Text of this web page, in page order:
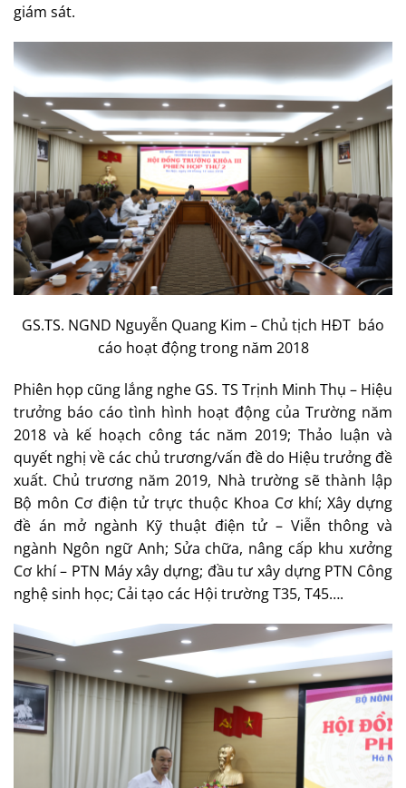
giám sát.
GS.TS. NGND Nguyễn Quang Kim – Chủ tịch HĐT báo
cáo hoạt động trong năm 2018
Phiên họp cũng lắng nghe GS. TS Trịnh Minh Thụ – Hiệu
trưởng báo cáo tình hình hoạt động của Trường năm
2018 và kế hoạch công tác năm 2019; Thảo luận và
quyết nghị về các chủ trương/vấn đề do Hiệu trưởng đề
xuất. Chủ trương năm 2019, Nhà trường sẽ thành lập
Bộ môn Cơ điện tử trực thuộc Khoa Cơ khí; Xây dựng
đề án mở ngành Kỹ thuật điện tử – Viễn thông và
ngành Ngôn ngữ Anh; Sửa chữa, nâng cấp khu xưởng
Cơ khí – PTN Máy xây dựng; đầu tư xây dựng PTN Công
nghệ sinh học; Cải tạo các Hội trường T35, T45….